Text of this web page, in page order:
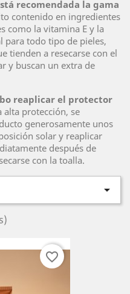
recomendada la gama
contenido en ingredientes
como la vitamina E y la
para todo tipo de pieles,
tienden a resecarse con el
y buscan un extra de
reaplicar el protector
alta protección, se
generosamente unos
solar y reaplicar
después de
con la toalla.

favorite_border